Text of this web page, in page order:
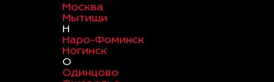
Москва
Мытищи
Н
Наро-Фоминск
Ногинск
О
Одинцово